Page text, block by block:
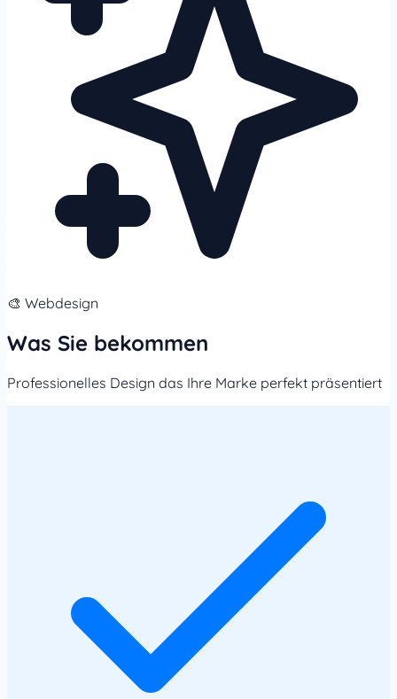
🎨 Webdesign
Was Sie bekommen
Professionelles Design das Ihre Marke perfekt präsentiert